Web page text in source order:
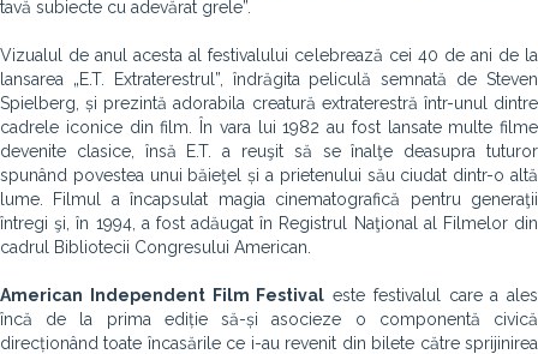
tavă subiecte cu adevărat grele”.
Vizualul de anul acesta al festivalului celebrează cei 40 de ani de la
lansarea „E.T. Extraterestrul”, îndrăgita peliculă semnată de Steven
Spielberg, și prezintă adorabila creatură extraterestră într-unul dintre
cadrele iconice din film. În vara lui 1982 au fost lansate multe filme
devenite clasice, însă E.T. a reuşit să se înalţe deasupra tuturor
spunând povestea unui băieţel și a prietenului său ciudat dintr-o altă
lume. Filmul a încapsulat magia cinematografică pentru generaţii
întregi şi, în 1994, a fost adăugat în Registrul Naţional al Filmelor din
cadrul Bibliotecii Congresului American.
American Independent Film Festival este festivalul care a ales
încă de la prima ediție să-și asocieze o componentă civică
direcționând toate încasările ce i-au revenit din bilete către sprijinirea